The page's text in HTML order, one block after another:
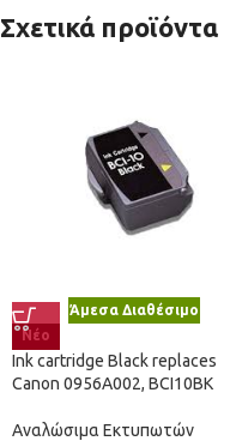
Σχετικά προϊόντα
Άμεσα Διαθέσιμο
Νέο
Ink cartridge Black replaces
Canon 0956A002, BCI10BK
Αναλώσιμα Εκτυπωτών